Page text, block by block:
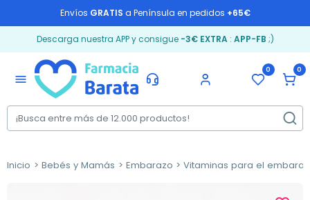
Envíos GRATIS a Península en pedidos +65€
Descarga nuestra APP y consigue -3€ EXTRA: APP-FB ;)
menu
0 0
Inicio Bebés y Mamás Embarazo Vitaminas para el